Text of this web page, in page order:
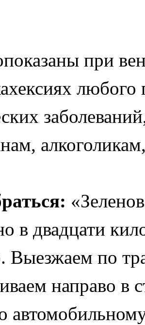
при
в двадцати
Выезжаем по
направо в